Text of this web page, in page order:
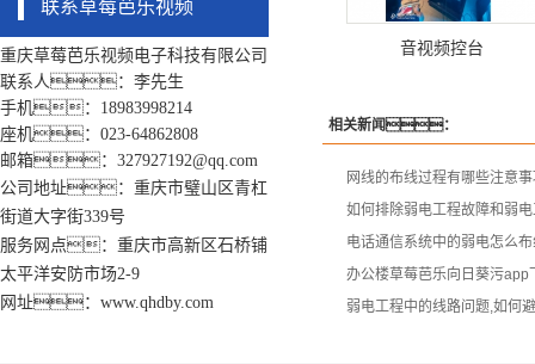
联系草莓芭乐视频
重庆草莓芭乐视频电子科技有限公司
联系人：李先生
手机：18983998214
座机：023-64862808
邮箱：327927192@qq.com
公司地址：重庆市璧山区青杠
街道大字街339号
服务网点：重庆市高新区石桥铺
太平洋安防市场2-9
网址：www.qhdby.com
音视频控台
相关新闻：
网线的布线过程有哪些注意
如何排除弱电工程故障和弱
电话通信系统中的弱电怎
办公楼草莓芭乐向日葵污app
弱电工程中的线路问题,如何